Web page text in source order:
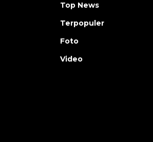
Top News
Terpopuler
Foto
Video